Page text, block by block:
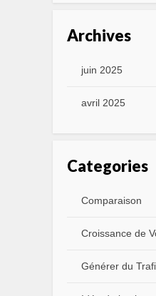
Archives
juin 2025
avril 2025
Categories
Comparaison
Croissance de
Générer du